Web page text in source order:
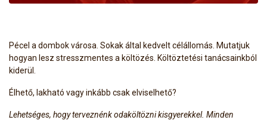
Pécel a dombok városa. Sokak által kedvelt célállomás. Mutatjuk
hogyan lesz stresszmentes a költözés. Költöztetési tanácsainkból
kiderül.
Élhető, lakható vagy inkább csak elviselhető?
Lehetséges, hogy terveznénk odaköltözni kisgyerekkel. Minden